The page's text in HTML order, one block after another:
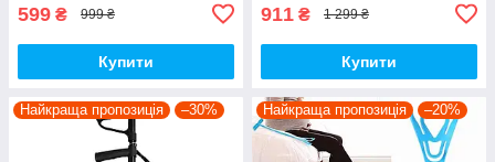
599 ₴ 999 ₴
Купити
911 ₴ 1 299 ₴
Купити
Найкраща пропозиція –30% Найкраща пропозиція –20%